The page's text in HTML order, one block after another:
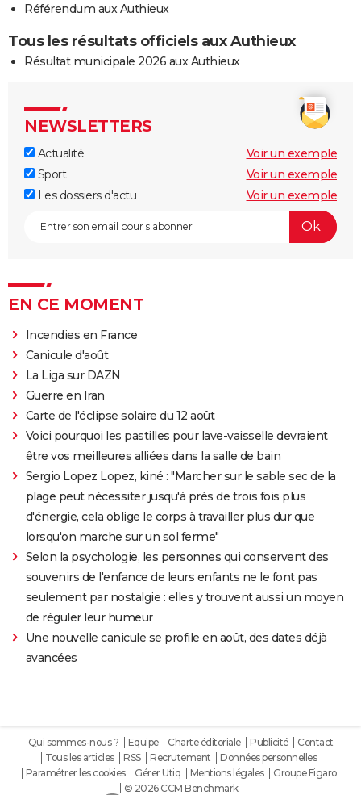
Référendum aux Authieux
Tous les résultats officiels aux Authieux
Résultat municipale 2026 aux Authieux
NEWSLETTERS
Actualité
Voir un exemple
Sport
Voir un exemple
Les dossiers d'actu
Voir un exemple
EN CE MOMENT
Incendies en France
Canicule d'août
La Liga sur DAZN
Guerre en Iran
Carte de l'éclipse solaire du 12 août
Voici pourquoi les pastilles pour lave-vaisselle devraient
être vos meilleures alliées dans la salle de bain
Sergio Lopez Lopez, kiné : "Marcher sur le sable sec de la
plage peut nécessiter jusqu'à près de trois fois plus
d'énergie, cela oblige le corps à travailler plus dur que
lorsqu'on marche sur un sol ferme"
Selon la psychologie, les personnes qui conservent des
souvenirs de l'enfance de leurs enfants ne le font pas
seulement par nostalgie : elles y trouvent aussi un moyen
de réguler leur humeur
Une nouvelle canicule se profile en août, des dates déjà
avancées
Qui sommes-nous ? Equipe Charte éditoriale Publicité
Contact
Tous les articles
RSS Recrutement
Données personnelles
Paramétrer les cookies
Gérer Utiq Mentions légales
Groupe Figaro
© 2026 CCM Benchmark